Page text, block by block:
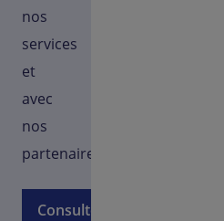
nos
services
et
avec
nos
partenaires.
Consulter